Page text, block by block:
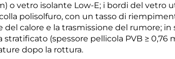
o vetro isolante Low-E; i bordi del vetro
polisolfuro, con un tasso di
calore e la trasmissione del rumore; in
(spessore pellicola PVB ≥ 0,76
dopo la rottura.